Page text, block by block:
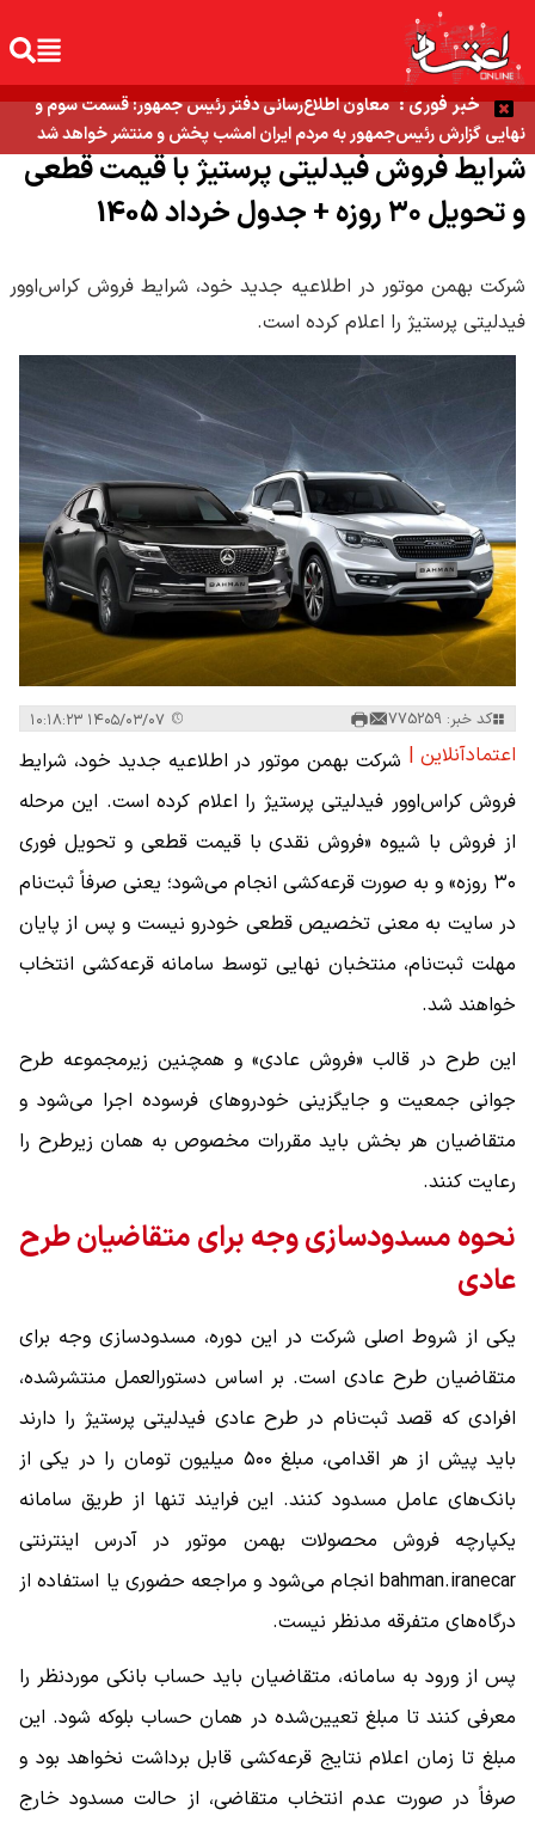
خبر فوری : معاون اطلاع‌رسانی دفتر رئیس جمهور: قسمت سوم و
نهایی گزارش رئیس‌جمهور به مردم ایران امشب پخش و منتشر خواهد شد
شرایط فروش فیدلیتی پرستیژ با قیمت قطعی
و تحویل ۳۰ روزه + جدول خرداد 1405
شرکت بهمن موتور در اطلاعیه جدید خود، شرایط فروش کراس‌اوور
فیدلیتی پرستیژ را اعلام کرده است.
کد خبر: 775259
اعتمادآنلاین | شرکت بهمن موتور در اطلاعیه جدید خود، شرایط
فروش کراس‌اوور فیدلیتی پرستیژ را اعلام کرده است. این مرحله
از فروش با شیوه «فروش نقدی با قیمت قطعی و تحویل فوری
۳۰ روزه» و به صورت قرعه‌کشی انجام می‌شود؛ یعنی صرفاً ثبت‌نام
در سایت به معنی تخصیص قطعی خودرو نیست و پس از پایان
مهلت ثبت‌نام، منتخبان نهایی توسط سامانه قرعه‌کشی انتخاب
خواهند شد.
این طرح در قالب «فروش عادی» و همچنین زیرمجموعه طرح
جوانی جمعیت و جایگزینی خودروهای فرسوده اجرا می‌شود و
متقاضیان هر بخش باید مقررات مخصوص به همان زیرطرح را
رعایت کنند.
نحوه مسدودسازی وجه برای متقاضیان طرح
عادی
یکی از شروط اصلی شرکت در این دوره، مسدودسازی وجه برای
متقاضیان طرح عادی است. بر اساس دستورالعمل منتشرشده،
افرادی که قصد ثبت‌نام در طرح عادی فیدلیتی پرستیژ را دارند
باید پیش از هر اقدامی، مبلغ ۵۰۰ میلیون تومان را در یکی از
بانک‌های عامل مسدود کنند. این فرایند تنها از طریق سامانه
یکپارچه فروش محصولات بهمن موتور در آدرس اینترنتی
bahman.iranecar انجام می‌شود و مراجعه حضوری یا استفاده از
درگاه‌های متفرقه مدنظر نیست.
پس از ورود به سامانه، متقاضیان باید حساب بانکی موردنظر را
معرفی کنند تا مبلغ تعیین‌شده در همان حساب بلوکه شود. این
مبلغ تا زمان اعلام نتایج قرعه‌کشی قابل برداشت نخواهد بود و
صرفاً در صورت عدم انتخاب متقاضی، از حالت مسدود خارج